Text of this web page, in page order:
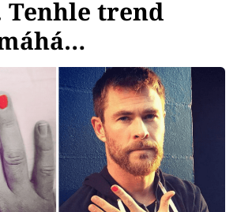
Tenhle trend